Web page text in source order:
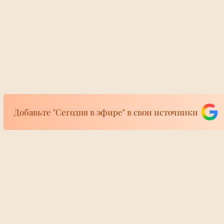
Добавьте "Сегодня в эфире" в свои источники